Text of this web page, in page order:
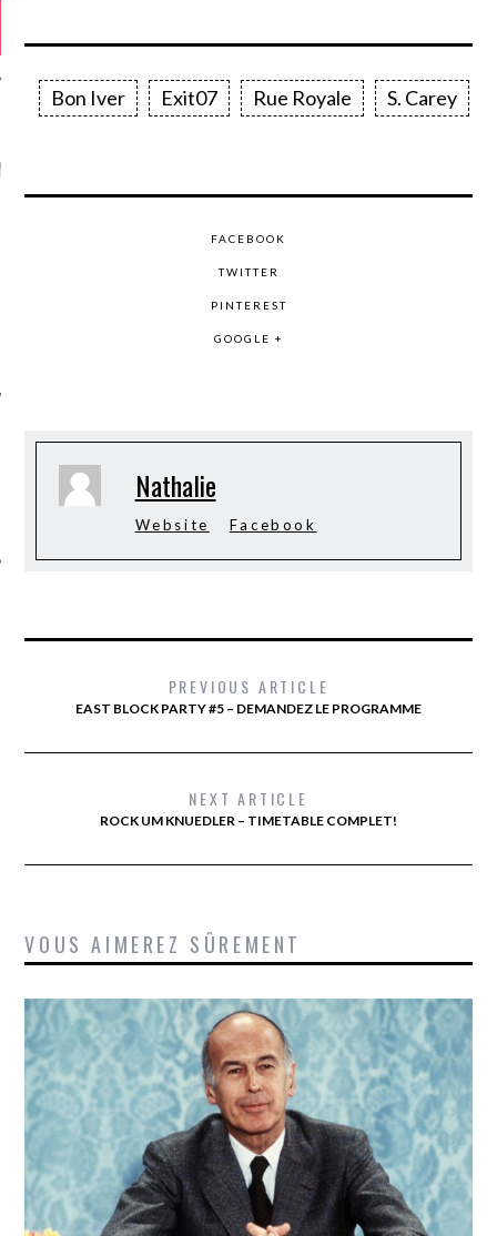
ANNIVERSAIRE
SOCIAUX
Bon Iver Exit07 Rue Royale S. Carey
FACEBOOK
TWITTER
PINTEREST
GOOGLE +
Nathalie
Website Facebook
PREVIOUS ARTICLE
EAST BLOCK PARTY #5 – DEMANDEZ LE PROGRAMME
NEXT ARTICLE
ROCK UM KNUEDLER – TIMETABLE COMPLET!
VOUS AIMEREZ SÛREMENT